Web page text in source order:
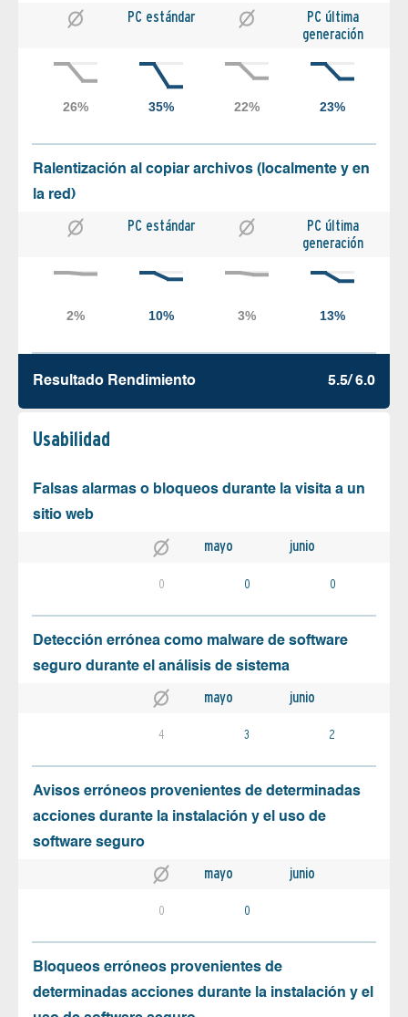
PC estándar
PC última
generación
Ralentización al copiar archivos (localmente y en
la red)
PC estándar
PC última
generación
Resultado Rendimiento 5.5/ 6.0
Usabilidad
Falsas alarmas o bloqueos durante la visita a un
sitio web
mayo junio
0 0 0
Detección errónea como malware de software
seguro durante el análisis de sistema
mayo junio
4 3 2
Avisos erróneos provenientes de determinadas
acciones durante la instalación y el uso de
software seguro
mayo junio
0 0
Bloqueos erróneos provenientes de
determinadas acciones durante la instalación y el